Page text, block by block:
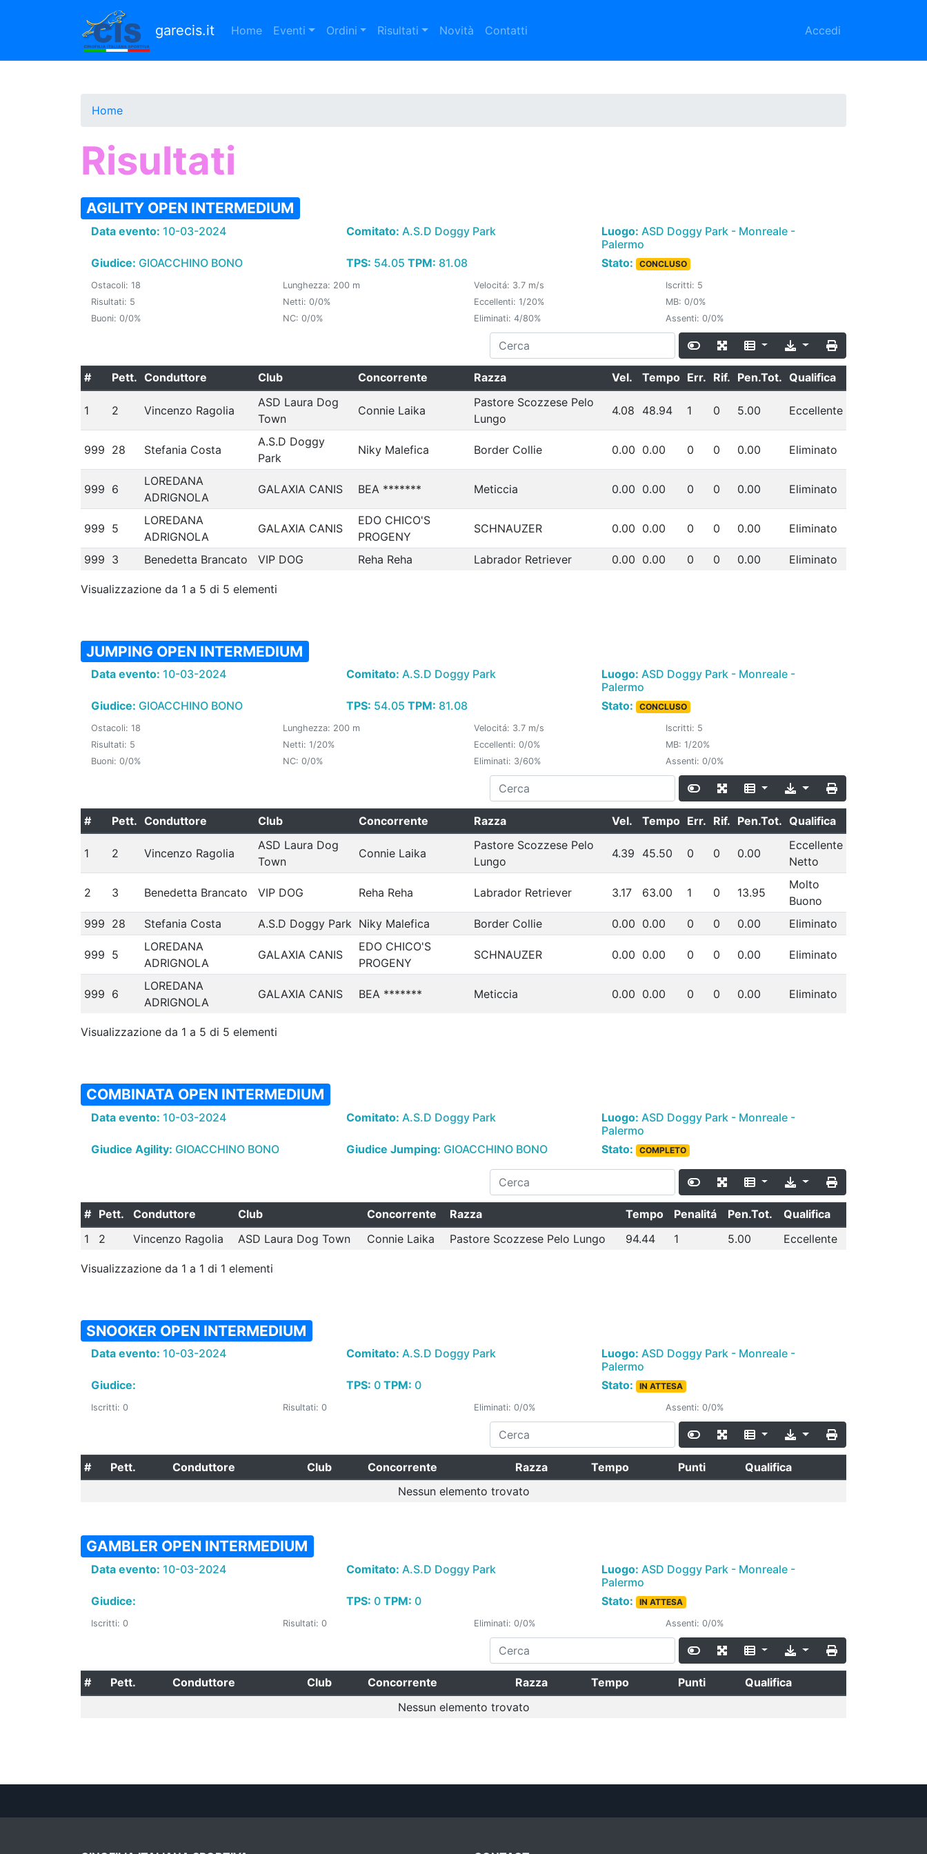
principale
garecis.it Home Eventi Ordini Risultati Novità Contatti Accedi
Home
Risultati
AGILITY OPEN INTERMEDIUM
Data evento: 10-03-2024 Comitato: A.S.D Doggy Park Luogo: ASD Doggy Park - Monreale -
Palermo
Giudice: GIOACCHINO BONO TPS: 54.05 TPM: 81.08 Stato: CONCLUSO
Ostacoli: 18 Lunghezza: 200 m Velocitá: 3.7 m/s
Iscritti: 5
Risultati: 5
Netti: 0/0% Eccellenti: 1/20%
MB: 0/0%
Buoni: 0/0%
NC: 0/0% Eliminati: 4/80% Assenti: 0/0%
# Pett. Conduttore Club Concorrente Razza Vel. Tempo Err. Rif. Pen.Tot. Qualifica
1 2 Vincenzo Ragolia
ASD Laura Dog
Town
Connie Laika
Pastore Scozzese Pelo
Lungo
4.08 48.94 1 0 5.00 Eccellente
999 28 Stefania Costa
A.S.D Doggy
Park
Niky Malefica Border Collie 0.00 0.00 0 0 0.00 Eliminato
999 6
LOREDANA
ADRIGNOLA
GALAXIA CANIS BEA ******* Meticcia 0.00 0.00 0 0 0.00 Eliminato
999 5
LOREDANA
ADRIGNOLA
GALAXIA CANIS
EDO CHICO'S
PROGENY
SCHNAUZER 0.00 0.00 0 0 0.00 Eliminato
999 3 Benedetta Brancato VIP DOG Reha Reha Labrador Retriever 0.00 0.00 0 0 0.00 Eliminato
Visualizzazione da 1 a 5 di 5 elementi
JUMPING OPEN INTERMEDIUM
Data evento: 10-03-2024 Comitato: A.S.D Doggy Park Luogo: ASD Doggy Park - Monreale -
Palermo
Giudice: GIOACCHINO BONO TPS: 54.05 TPM: 81.08 Stato: CONCLUSO
Ostacoli: 18 Lunghezza: 200 m Velocitá: 3.7 m/s
Iscritti: 5
Risultati: 5
Netti: 1/20% Eccellenti: 0/0%
MB: 1/20%
Buoni: 0/0%
NC: 0/0% Eliminati: 3/60% Assenti: 0/0%
# Pett. Conduttore Club Concorrente Razza Vel. Tempo Err. Rif. Pen.Tot. Qualifica
1 2 Vincenzo Ragolia
ASD Laura Dog
Town
Connie Laika
Pastore Scozzese Pelo
Lungo
4.39 45.50 0 0 0.00
Eccellente
Netto
2 3 Benedetta Brancato VIP DOG Reha Reha Labrador Retriever 3.17 63.00 1 0 13.95
Molto
Buono
999 28 Stefania Costa A.S.D Doggy Park Niky Malefica Border Collie 0.00 0.00 0 0 0.00 Eliminato
999 5
LOREDANA
ADRIGNOLA
GALAXIA CANIS
EDO CHICO'S
PROGENY
SCHNAUZER 0.00 0.00 0 0 0.00 Eliminato
999 6
LOREDANA
ADRIGNOLA
GALAXIA CANIS BEA ******* Meticcia 0.00 0.00 0 0 0.00 Eliminato
Visualizzazione da 1 a 5 di 5 elementi
COMBINATA OPEN INTERMEDIUM
Data evento: 10-03-2024 Comitato: A.S.D Doggy Park Luogo: ASD Doggy Park - Monreale -
Palermo
Giudice Agility: GIOACCHINO BONO Giudice Jumping: GIOACCHINO BONO Stato: COMPLETO
# Pett. Conduttore Club Concorrente Razza Tempo Penalitá Pen.Tot.
Qualifica
1
2 Vincenzo Ragolia ASD Laura Dog Town Connie Laika Pastore Scozzese Pelo Lungo 94.44 1 5.00 Eccellente
Visualizzazione da 1 a 1 di 1 elementi
SNOOKER OPEN INTERMEDIUM
Data evento: 10-03-2024 Comitato: A.S.D Doggy Park Luogo: ASD Doggy Park - Monreale -
Palermo
Giudice:
TPS: 0 TPM: 0 Stato: IN ATTESA
Iscritti: 0 Risultati: 0 Eliminati: 0/0% Assenti: 0/0%
# Pett. Conduttore Club Concorrente Razza Tempo Punti
Qualifica
Nessun elemento trovato
GAMBLER OPEN INTERMEDIUM
Data evento: 10-03-2024 Comitato: A.S.D Doggy Park Luogo: ASD Doggy Park - Monreale -
Palermo
Giudice:
TPS: 0 TPM: 0 Stato: IN ATTESA
Iscritti: 0 Risultati: 0 Eliminati: 0/0% Assenti: 0/0%
# Pett. Conduttore Club Concorrente Razza Tempo Punti
Qualifica
Nessun elemento trovato